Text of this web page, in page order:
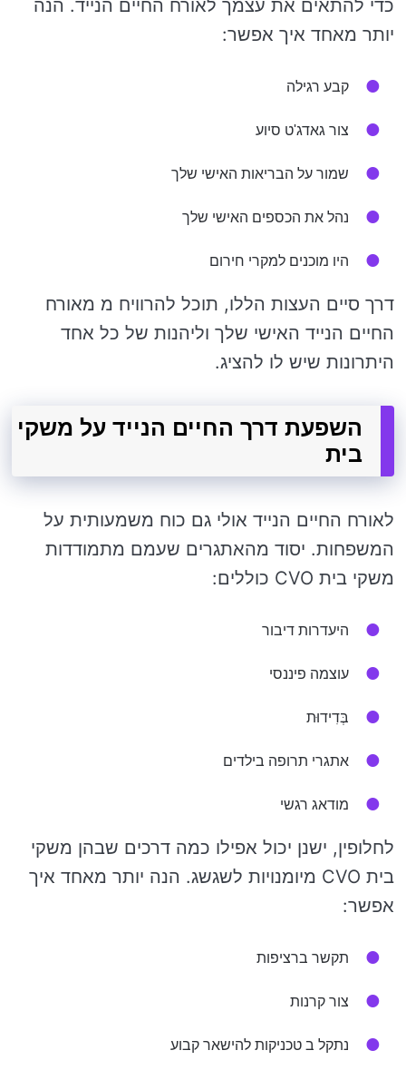
כדי להתאים את עצמך לאורח החיים הנייד. הנה
יותר מאחד איך אפשר:
קבע רגילה
צור גאדג'ט סיוע
שמור על הבריאות האישי שלך
נהל את הכספים האישי שלך
היו מוכנים למקרי חירום
דרך סיים העצות הללו, תוכל להרוויח מ מאורח
החיים הנייד האישי שלך וליהנות של כל אחד
היתרונות שיש לו להציג.
השפעת דרך החיים הנייד על משקי
בית
לאורח החיים הנייד אולי גם כוח משמעותית על
המשפחות. יסוד מהאתגרים שעמם מתמודדות
משקי בית CVO כוללים:
היעדרות דיבור
עוצמה פיננסי
בְּדִידוּת
אתגרי תרופה בילדים
מודאג רגשי
לחלופין, ישנן יכול אפילו כמה דרכים שבהן משקי
בית CVO מיומנויות לשגשג. הנה יותר מאחד איך
אפשר:
תקשר ברציפות
צור קרנות
נתקל ב טכניקות להישאר קבוע